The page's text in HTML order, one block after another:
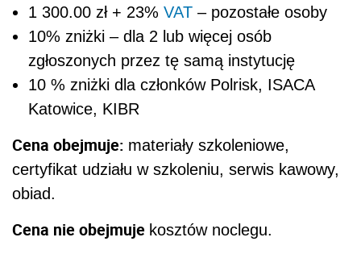
1 300.00 zł + 23% VAT – pozostałe osoby
10% zniżki – dla 2 lub więcej osób
zgłoszonych przez tę samą instytucję
10 % zniżki dla członków Polrisk, ISACA
Katowice, KIBR
Cena obejmuje: materiały szkoleniowe,
certyfikat udziału w szkoleniu, serwis kawowy,
obiad.
Cena nie obejmuje kosztów noclegu.